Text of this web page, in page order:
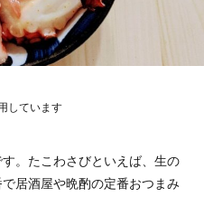
しています
。たこわさびといえば、生の
居酒屋や晩酌の定番おつまみ